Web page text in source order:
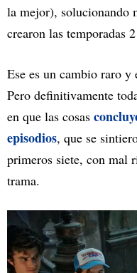
la mejor), solucionando
crearon las temporadas
Ese es un cambio raro y
Pero definitivamente
en que las cosas
episodios, que se
primeros siete, con mal
trama.